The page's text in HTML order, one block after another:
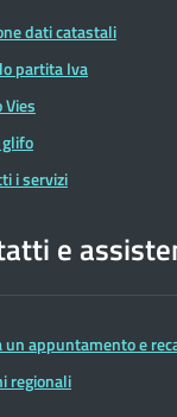
dati catastali
partita Iva
Vies
i servizi
e
un appuntamento e
regionali